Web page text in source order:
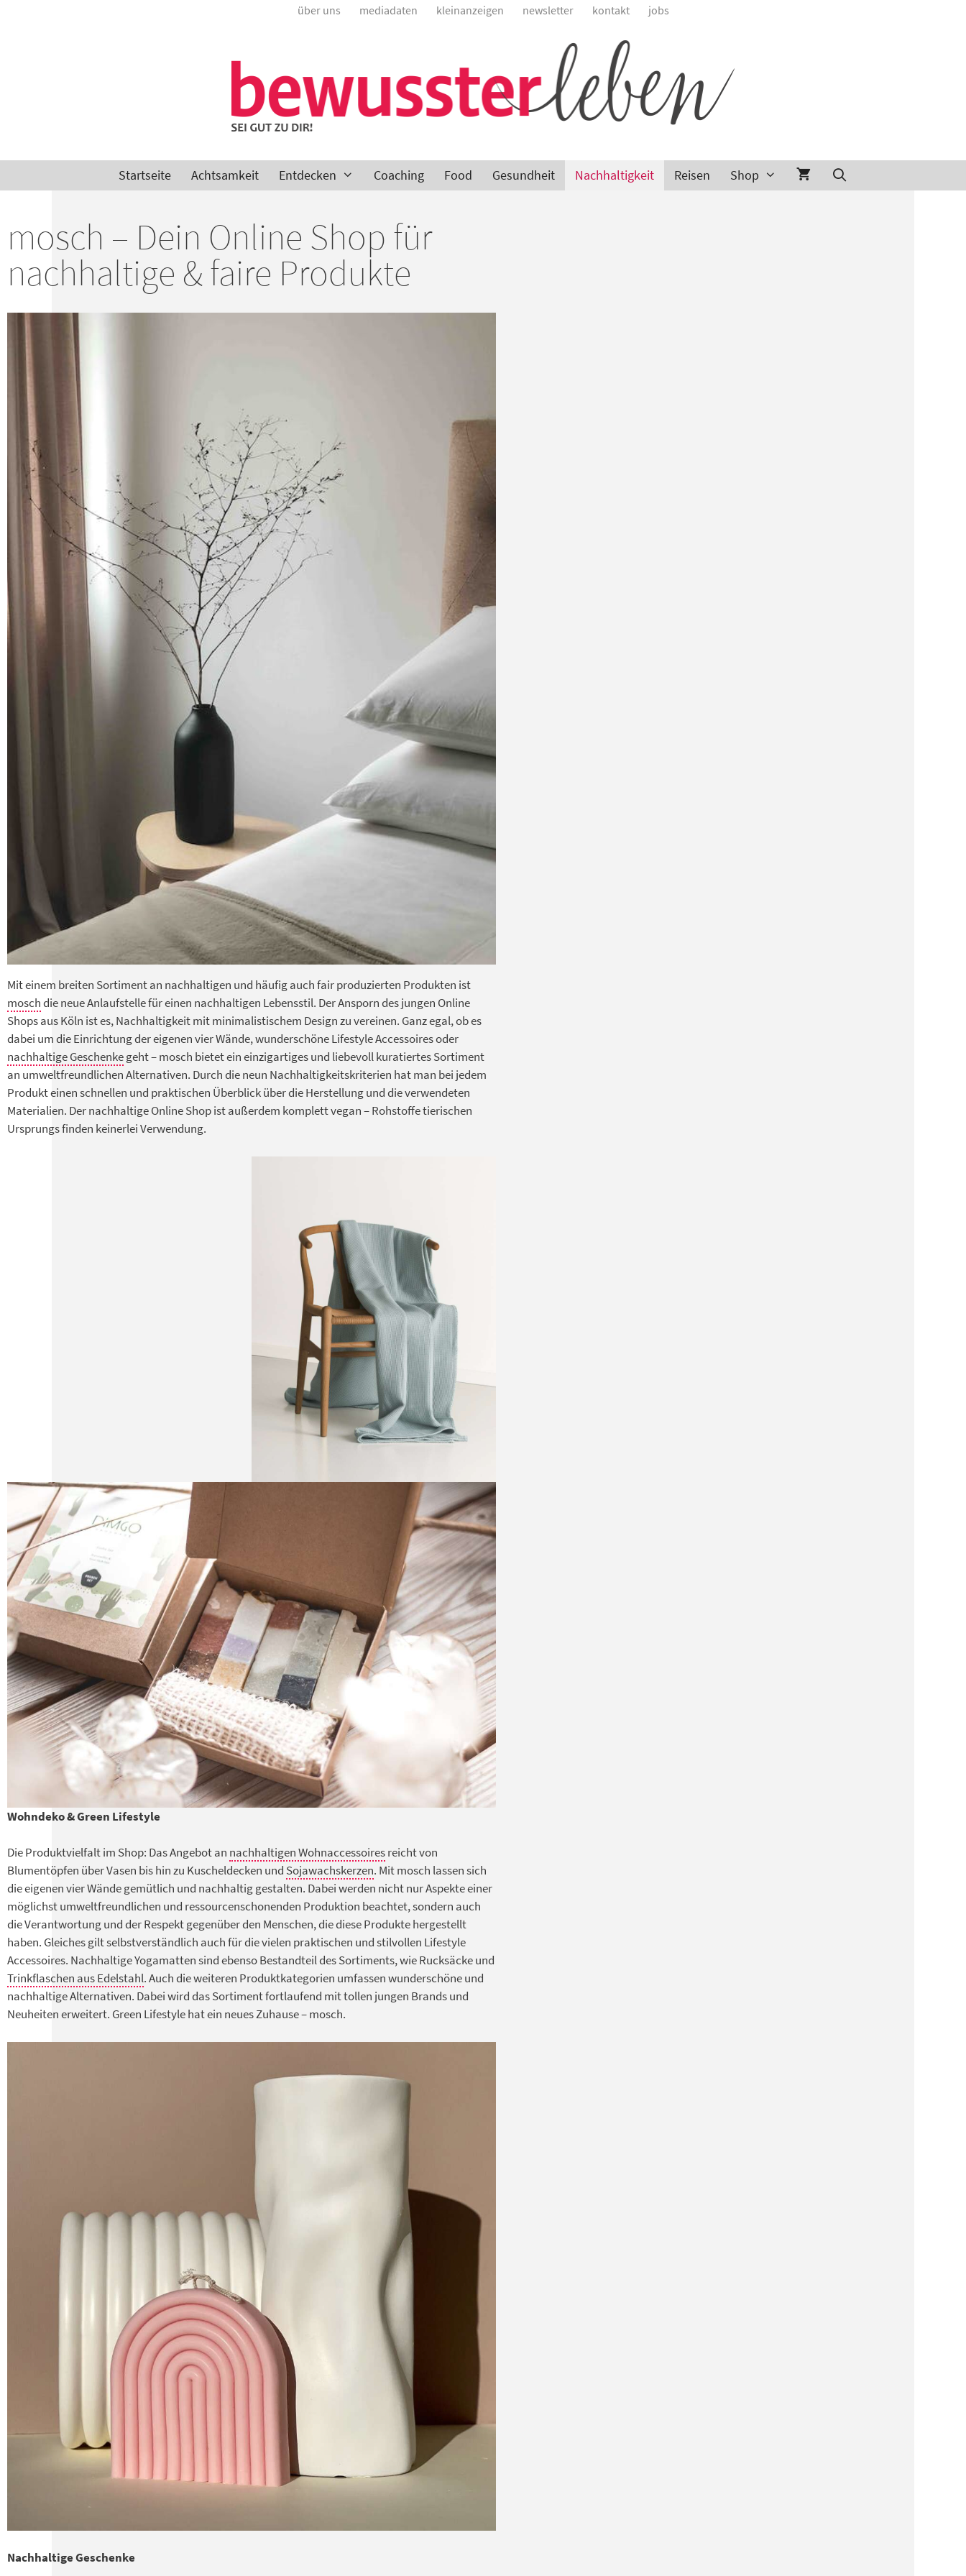
über uns mediadaten kleinanzeigen newsletter kontakt jobs
Startseite Achtsamkeit Entdecken Coaching Food Gesundheit Nachhaltigkeit Reisen Shop
mosch – Dein Online Shop für
nachhaltige & faire Produkte
Mit einem breiten Sortiment an nachhaltigen und häufig auch fair produzierten Produkten ist
moschdie neue Anlaufstelle für einen nachhaltigen Lebensstil. Der Ansporn des jungen Online
Shops aus Köln ist es, Nachhaltigkeit mit minimalistischem Design zu vereinen. Ganz egal, ob es
dabei um die Einrichtung der eigenen vier Wände, wunderschöne Lifestyle Accessoires oder
nachhaltige Geschenkegeht – mosch bietet ein einzigartiges und liebevoll kuratiertes Sortiment
an umweltfreundlichen Alternativen. Durch die neun Nachhaltigkeitskriterien hat man bei jedem
Produkt einen schnellen und praktischen Überblick über die Herstellung und die verwendeten
Materialien. Der nachhaltige Online Shop ist außerdem komplett vegan – Rohstoffe tierischen
Ursprungs finden keinerlei Verwendung.
Wohndeko & Green Lifestyle
Die Produktvielfalt im Shop: Das Angebot an nachhaltigen Wohnaccessoiresreicht von
Blumentöpfen über Vasen bis hin zu Kuscheldecken und Sojawachskerzen. Mit mosch lassen sich
die eigenen vier Wände gemütlich und nachhaltig gestalten. Dabei werden nicht nur Aspekte einer
möglichst umweltfreundlichen und ressourcenschonenden Produktion beachtet, sondern auch
die Verantwortung und der Respekt gegenüber den Menschen, die diese Produkte hergestellt
haben. Gleiches gilt selbstverständlich auch für die vielen praktischen und stilvollen Lifestyle
Accessoires. Nachhaltige Yogamatten sind ebenso Bestandteil des Sortiments, wie Rucksäcke und
Trinkflaschen aus Edelstahl. Auch die weiteren Produktkategorien umfassen wunderschöne und
nachhaltige Alternativen. Dabei wird das Sortiment fortlaufend mit tollen jungen Brands und
Neuheiten erweitert. Green Lifestyle hat ein neues Zuhause – mosch.
Nachhaltige Geschenke